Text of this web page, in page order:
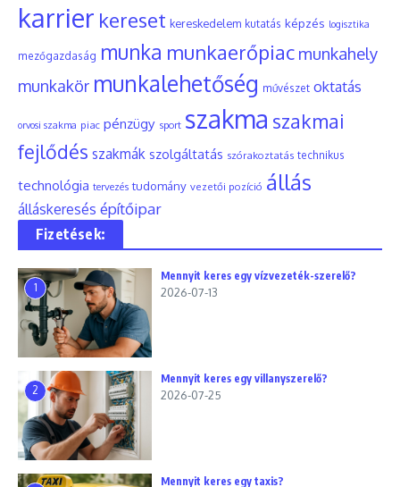
karrier kereset kereskedelem kutatás képzés logisztika
mezőgazdaság munka munkaerőpiac munkahely
munkakör munkalehetőség művészet oktatás
orvosi szakma piac pénzügy sport szakma szakmai
fejlődés szakmák szolgáltatás szórakoztatás technikus
technológia tervezés tudomány vezetői pozíció állás
álláskeresés építőipar
Fizetések:
1
Mennyit keres egy vízvezeték-szerelő?
2026-07-13
2
Mennyit keres egy villanyszerelő?
2026-07-25
Mennyit keres egy taxis?